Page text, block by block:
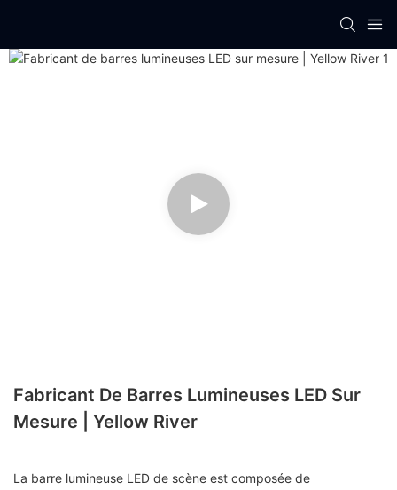
Fabricant De Barres Lumineuses LED Sur
Mesure | Yellow River
La barre lumineuse LED de scène est composée de